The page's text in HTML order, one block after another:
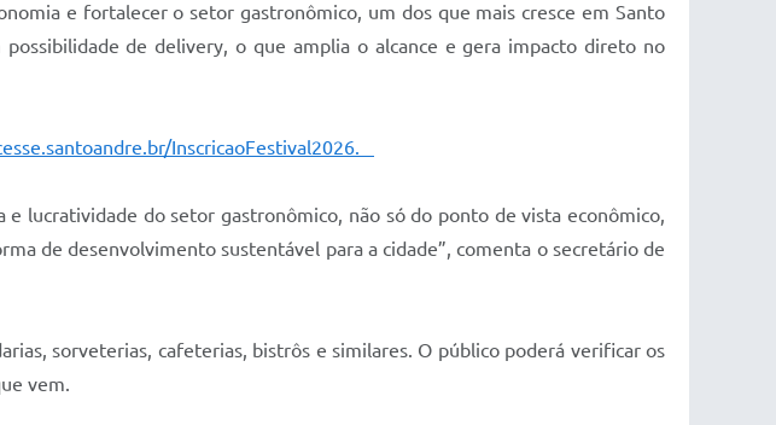
e fortalecer o setor gastronômico, um dos que mais cresce em Santo
de delivery, o que amplia o alcance e gera impacto direto no
InscricaoFestival2026.
lucratividade do setor gastronômico, não só do ponto de vista econômico,
de desenvolvimento sustentável para a cidade”, comenta o secretário de
sorveterias, cafeterias, bistrôs e similares. O público poderá verificar os
vem.